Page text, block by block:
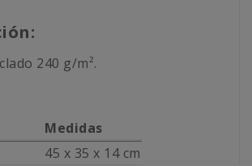
240 g/m².
Medidas
45 x 35 x 14 cm